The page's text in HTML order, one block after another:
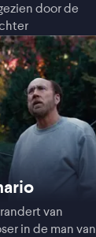
door de
van
in de man van